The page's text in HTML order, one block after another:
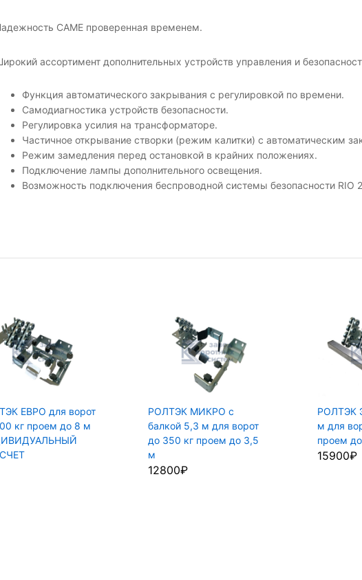
САМЕ проверенная временем.
ассортимент дополнительных устройств управления и
Функция автоматического закрывания с регулировкой по времени.
Самодиагностика устройств безопасности.
Регулировка усилия на трансформаторе.
Частичное открывание створки (режим калитки) с автоматическим
Режим замедления перед остановкой в крайних положениях.
Подключение лампы дополнительного освещения.
Возможность подключения беспроводной системы безопасности RIO
ЕВРО для ворот
кг проем до 8 м
РОЛТЭК МИКРО с
балкой 5,3 м для ворот
до 350 кг проем до 3,5
м
12800₽
РОЛТЭК
м для
проем
15900₽